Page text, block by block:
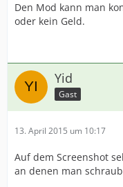
Den Mod kann man
oder kein Geld.
Yid
Gast
13. April 2015 um 10:17
Auf dem Screenshot
an denen man